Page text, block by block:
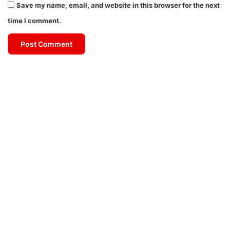
Save my name, email, and website in this browser for the next
time I comment.